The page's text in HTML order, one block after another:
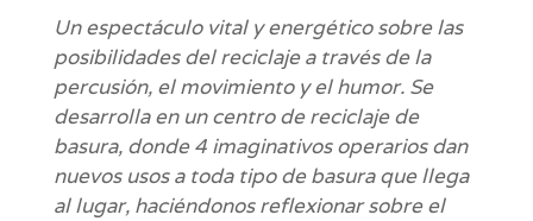
Un espectáculo vital y energético sobre las
posibilidades del reciclaje a través de la
percusión, el movimiento y el humor. Se
desarrolla en un centro de reciclaje de
basura, donde 4 imaginativos operarios dan
nuevos usos a toda tipo de basura que llega
al lugar, haciéndonos reflexionar sobre el